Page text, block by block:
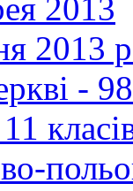
2013
2013
-